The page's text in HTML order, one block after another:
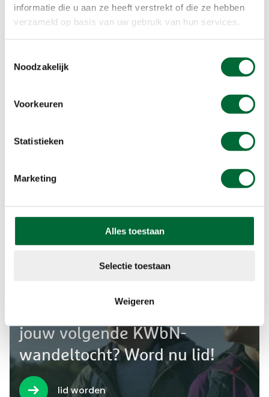
informatie die u aan ze heeft verstrekt of die ze hebben
verzameld op basis van uw gebruik van hun services.
Noodzakelijk
Voorkeuren
Statistieken
Marketing
Alles toestaan
Selectie toestaan
Weigeren
Honden, mits aangelijnd
Korting
Routebeschr
Voorinschr
Wil jij minimaal €1 korting op
jouw volgende KWbN-
wandeltocht? Word nu lid!
lid worden